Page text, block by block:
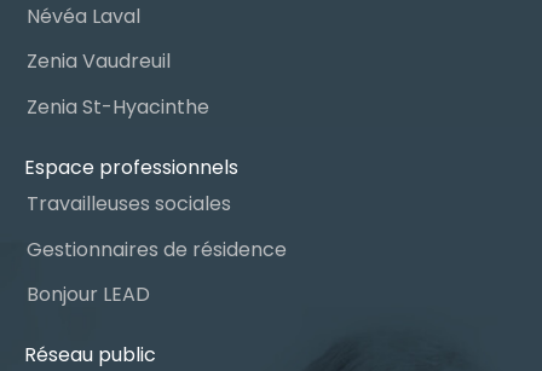
Névéa Laval
Zenia Vaudreuil
Zenia St-Hyacinthe
Espace professionnels
Travailleuses sociales
Gestionnaires de résidence
Bonjour LEAD
Réseau public